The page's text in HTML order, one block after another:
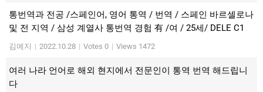
통번역과 전공 /스페인어, 영어 통역 / 번역 / 스페인 바르셀로나
및 전 지역 / 삼성 계열사 통번역 경험 有 /여 / 25세/ DELE C1
김예지 | 2022.10.28 | Votes 0 | Views 1472
여러 나라 언어로 해외 현지에서 전문인이 통역 번역 해드립니
다